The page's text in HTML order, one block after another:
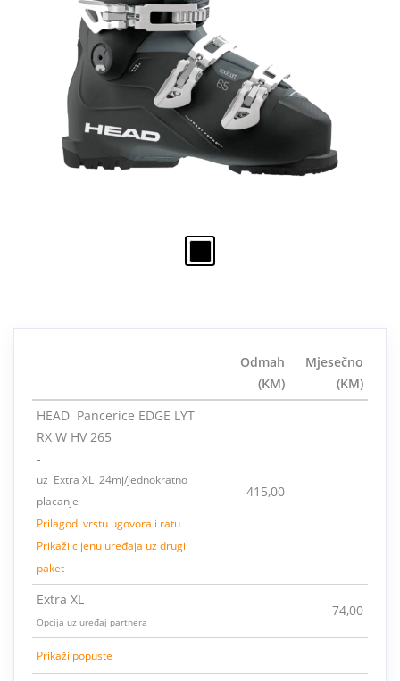
Odmah
(KM)
Mjesečno
(KM)
HEAD Pancerice EDGE LYT
RX W HV 265
-
uz Extra XL 24mj/Jednokratno
placanje
Prilagodi vrstu ugovora i ratu
Prikaži cijenu uređaja uz drugi
paket
415,00
Extra XL
Opcija uz uređaj partnera
74,00
Prikaži popuste